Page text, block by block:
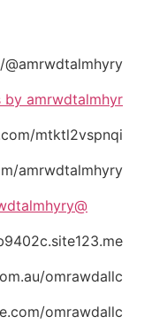
by amrwdtalmhyr
mtktl2vspnqi
amrwdtalmhyry
@amrwdtalmhyry
omrawdallc
omrawdallc